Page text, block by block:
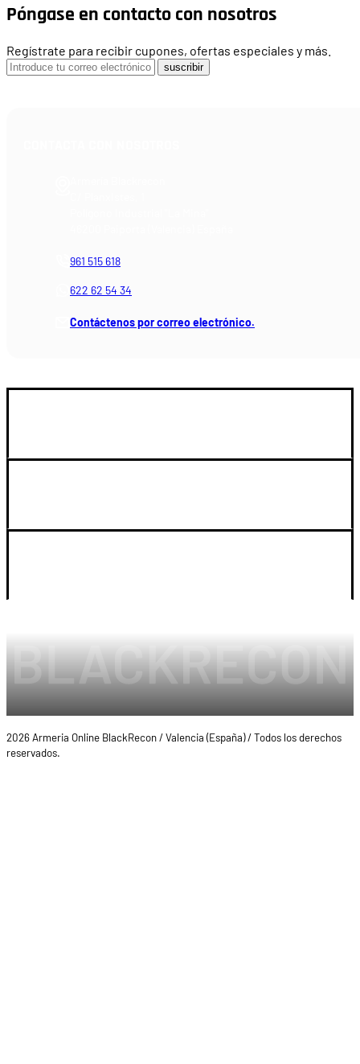
Póngase en contacto con nosotros
Regístrate para recibir cupones, ofertas especiales y más.
suscribir
961 515 618
622 62 54 34
Contáctenos por correo electrónico.
2026 Armeria Online BlackRecon / Valencia (España) / Todos los derechos
reservados.